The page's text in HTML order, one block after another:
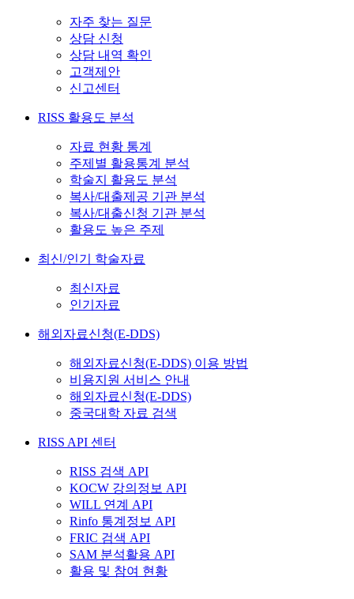
자주 찾는 질문
상담 신청
상담 내역 확인
고객제안
신고센터
RISS 활용도 분석
자료 현황 통계
주제별 활용통계 분석
학술지 활용도 분석
복사/대출제공 기관 분석
복사/대출신청 기관 분석
활용도 높은 주제
최신/인기 학술자료
최신자료
인기자료
해외자료신청(E-DDS)
해외자료신청(E-DDS) 이용 방법
비용지원 서비스 안내
해외자료신청(E-DDS)
중국대학 자료 검색
RISS API 센터
RISS 검색 API
KOCW 강의정보 API
WILL 연계 API
Rinfo 통계정보 API
FRIC 검색 API
SAM 분석활용 API
활용 및 참여 현황